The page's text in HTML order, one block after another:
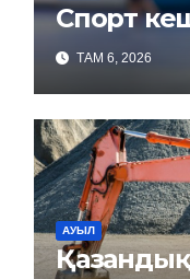
Спорт
ТАМ 6, 2026
АУЫЛ